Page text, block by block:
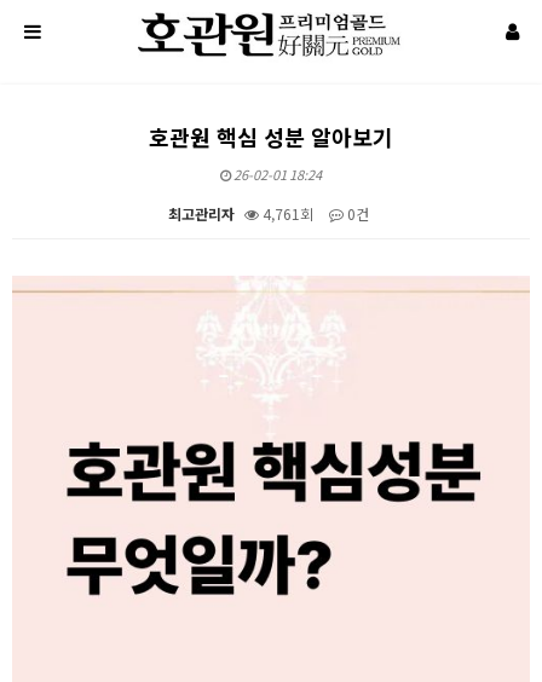
호관원 핵심 성분 알아보기
26-02-01 18:24
최고관리자 4,761회 0건
본문